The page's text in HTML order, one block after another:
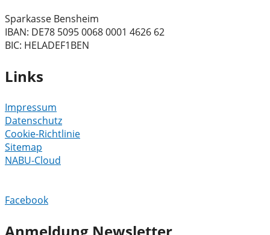
Sparkasse Bensheim
IBAN: DE78 5095 0068 0001 4626 62
BIC: HELADEF1BEN
Links
Impressum
Datenschutz
Cookie-Richtlinie
Sitemap
NABU-Cloud
Facebook
Anmeldung Newsletter